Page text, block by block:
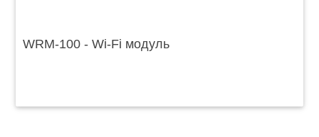
WRM-100 - Wi-Fi модуль